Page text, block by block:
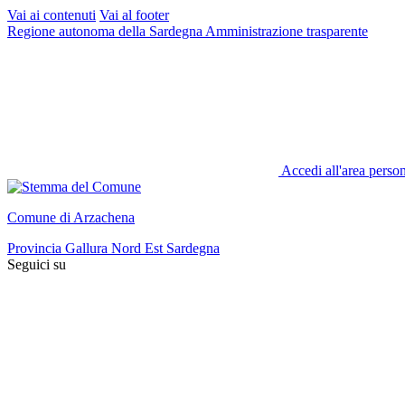
Vai ai contenuti Vai al footer
Regione autonoma della Sardegna Amministrazione trasparente
Accedi all'area
Comune di Arzachena
Provincia Gallura Nord Est Sardegna
Seguici su